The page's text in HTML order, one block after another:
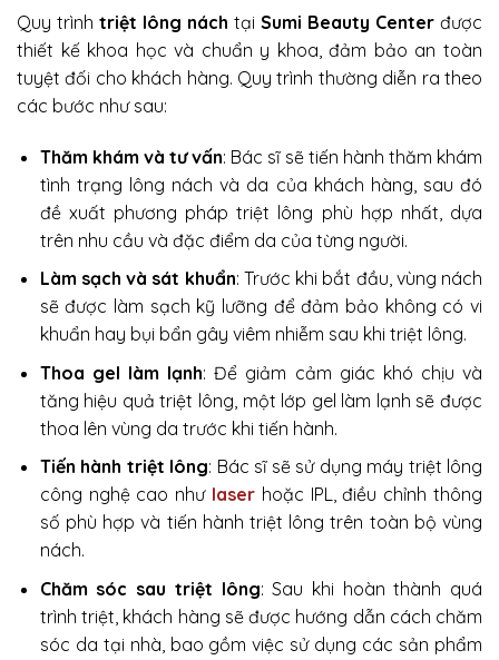
Quy trình triệt lông nách tại Sumi Beauty Center được
thiết kế khoa học và chuẩn y khoa, đảm bảo an toàn
tuyệt đối cho khách hàng. Quy trình thường diễn ra theo
các bước như sau:
Thăm khám và tư vấn: Bác sĩ sẽ tiến hành thăm khám
tình trạng lông nách và da của khách hàng, sau đó
đề xuất phương pháp triệt lông phù hợp nhất, dựa
trên nhu cầu và đặc điểm da của từng người.
Làm sạch và sát khuẩn: Trước khi bắt đầu, vùng nách
sẽ được làm sạch kỹ lưỡng để đảm bảo không có vi
khuẩn hay bụi bẩn gây viêm nhiễm sau khi triệt lông.
Thoa gel làm lạnh: Để giảm cảm giác khó chịu và
tăng hiệu quả triệt lông, một lớp gel làm lạnh sẽ được
thoa lên vùng da trước khi tiến hành.
Tiến hành triệt lông: Bác sĩ sẽ sử dụng máy triệt lông
công nghệ cao như laser hoặc IPL, điều chỉnh thông
số phù hợp và tiến hành triệt lông trên toàn bộ vùng
nách.
Chăm sóc sau triệt lông: Sau khi hoàn thành quá
trình triệt, khách hàng sẽ được hướng dẫn cách chăm
sóc da tại nhà, bao gồm việc sử dụng các sản phẩm